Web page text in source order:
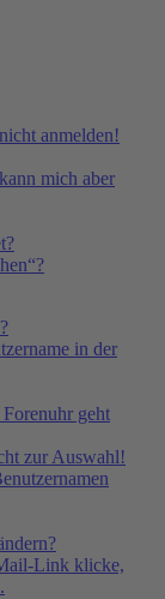
anmelden!
mich aber
in der
geht
zur Auswahl!
Link klicke,